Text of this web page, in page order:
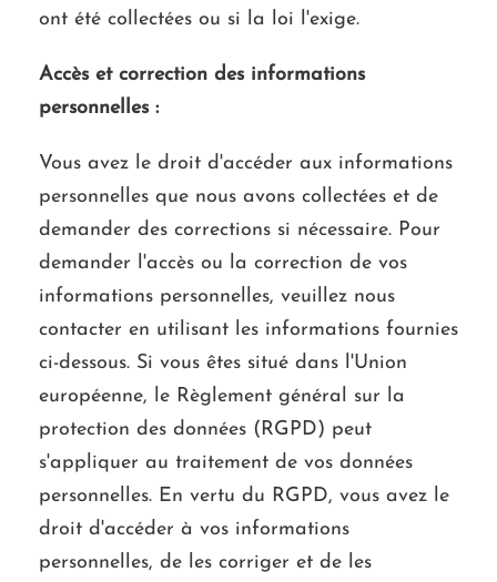
ont été collectées ou si la loi l'exige.
Accès et correction des informations
personnelles :
Vous avez le droit d'accéder aux informations
personnelles que nous avons collectées et de
demander des corrections si nécessaire. Pour
demander l'accès ou la correction de vos
informations personnelles, veuillez nous
contacter en utilisant les informations fournies
ci-dessous. Si vous êtes situé dans l'Union
européenne, le Règlement général sur la
protection des données (RGPD) peut
s'appliquer au traitement de vos données
personnelles. En vertu du RGPD, vous avez le
droit d'accéder à vos informations
personnelles, de les corriger et de les